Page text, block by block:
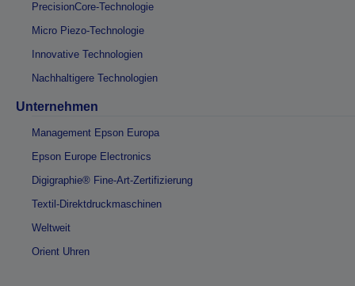
PrecisionCore-Technologie
Micro Piezo-Technologie
Innovative Technologien
Nachhaltigere Technologien
Unternehmen
Management Epson Europa
Epson Europe Electronics
Digigraphie® Fine-Art-Zertifizierung
Textil-Direktdruckmaschinen
Weltweit
Orient Uhren